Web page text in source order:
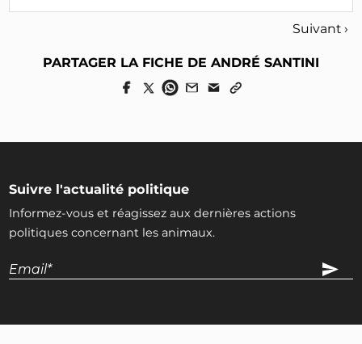
Suivant ›
PARTAGER LA FICHE DE ANDRÉ SANTINI
Suivre l'actualité politique
Informez-vous et réagissez aux dernières actions
politiques concernant les animaux.